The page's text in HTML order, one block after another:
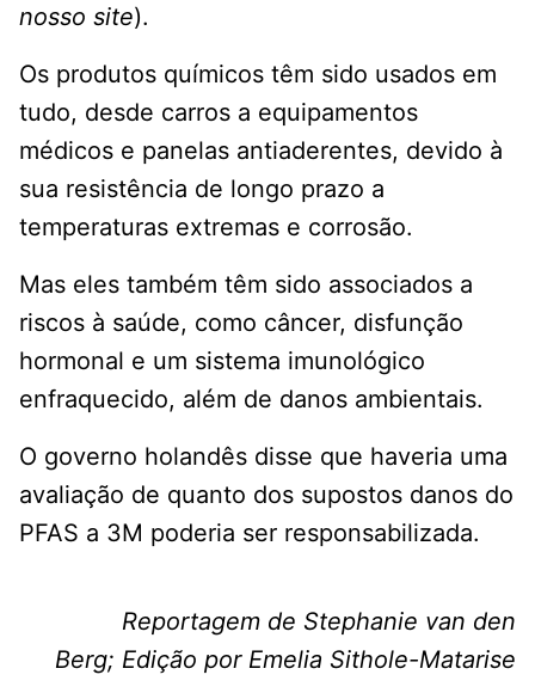
nosso site).
Os produtos químicos têm sido usados ​​em
tudo, desde carros a equipamentos
médicos e panelas antiaderentes, devido à
sua resistência de longo prazo a
temperaturas extremas e corrosão.
Mas eles também têm sido associados a
riscos à saúde, como câncer, disfunção
hormonal e um sistema imunológico
enfraquecido, além de danos ambientais.
O governo holandês disse que haveria uma
avaliação de quanto dos supostos danos do
PFAS a 3M poderia ser responsabilizada.
Reportagem de Stephanie van den
Berg; Edição por Emelia Sithole-Matarise